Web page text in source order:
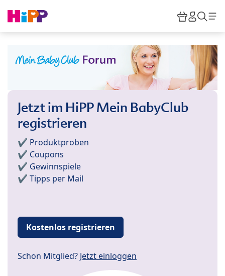
HiPP
Jetzt im HiPP Mein BabyClub
registrieren
✔️ Produktproben
✔️ Coupons
✔️ Gewinnspiele
✔️ Tipps per Mail
Kostenlos registrieren
Schon Mitglied? Jetzt einloggen